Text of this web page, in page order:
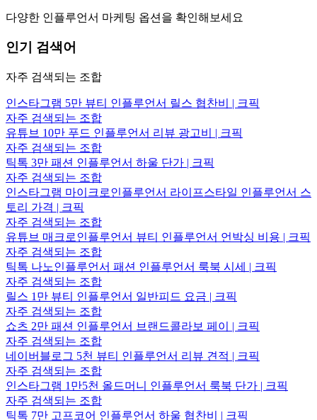
다양한 인플루언서 마케팅 옵션을 확인해보세요
인기 검색어
자주 검색되는 조합
인스타그램 5만 뷰티 인플루언서 릴스 협찬비 | 크픽
자주 검색되는 조합
유튜브 10만 푸드 인플루언서 리뷰 광고비 | 크픽
자주 검색되는 조합
틱톡 3만 패션 인플루언서 하울 단가 | 크픽
자주 검색되는 조합
인스타그램 마이크로인플루언서 라이프스타일 인플루언서 스
토리 가격 | 크픽
자주 검색되는 조합
유튜브 매크로인플루언서 뷰티 인플루언서 언박싱 비용 | 크픽
자주 검색되는 조합
틱톡 나노인플루언서 패션 인플루언서 룩북 시세 | 크픽
자주 검색되는 조합
릴스 1만 뷰티 인플루언서 일반피드 요금 | 크픽
자주 검색되는 조합
쇼츠 2만 패션 인플루언서 브랜드콜라보 페이 | 크픽
자주 검색되는 조합
네이버블로그 5천 뷰티 인플루언서 리뷰 견적 | 크픽
자주 검색되는 조합
인스타그램 1만5천 올드머니 인플루언서 룩북 단가 | 크픽
자주 검색되는 조합
틱톡 7만 고프코어 인플루언서 하울 협찬비 | 크픽